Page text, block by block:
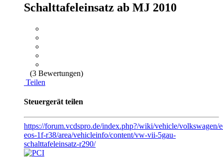
Schalttafeleinsatz ab MJ 2010
(3 Bewertungen)
Teilen
Steuergerät teilen
https://forum.vcdspro.de/index.php?/wiki/vehicle/volkswagen/
eos-1f-r38/area/vehicleinfo/content/vw-vii-5gau-
schalttafeleinsatz-r290/